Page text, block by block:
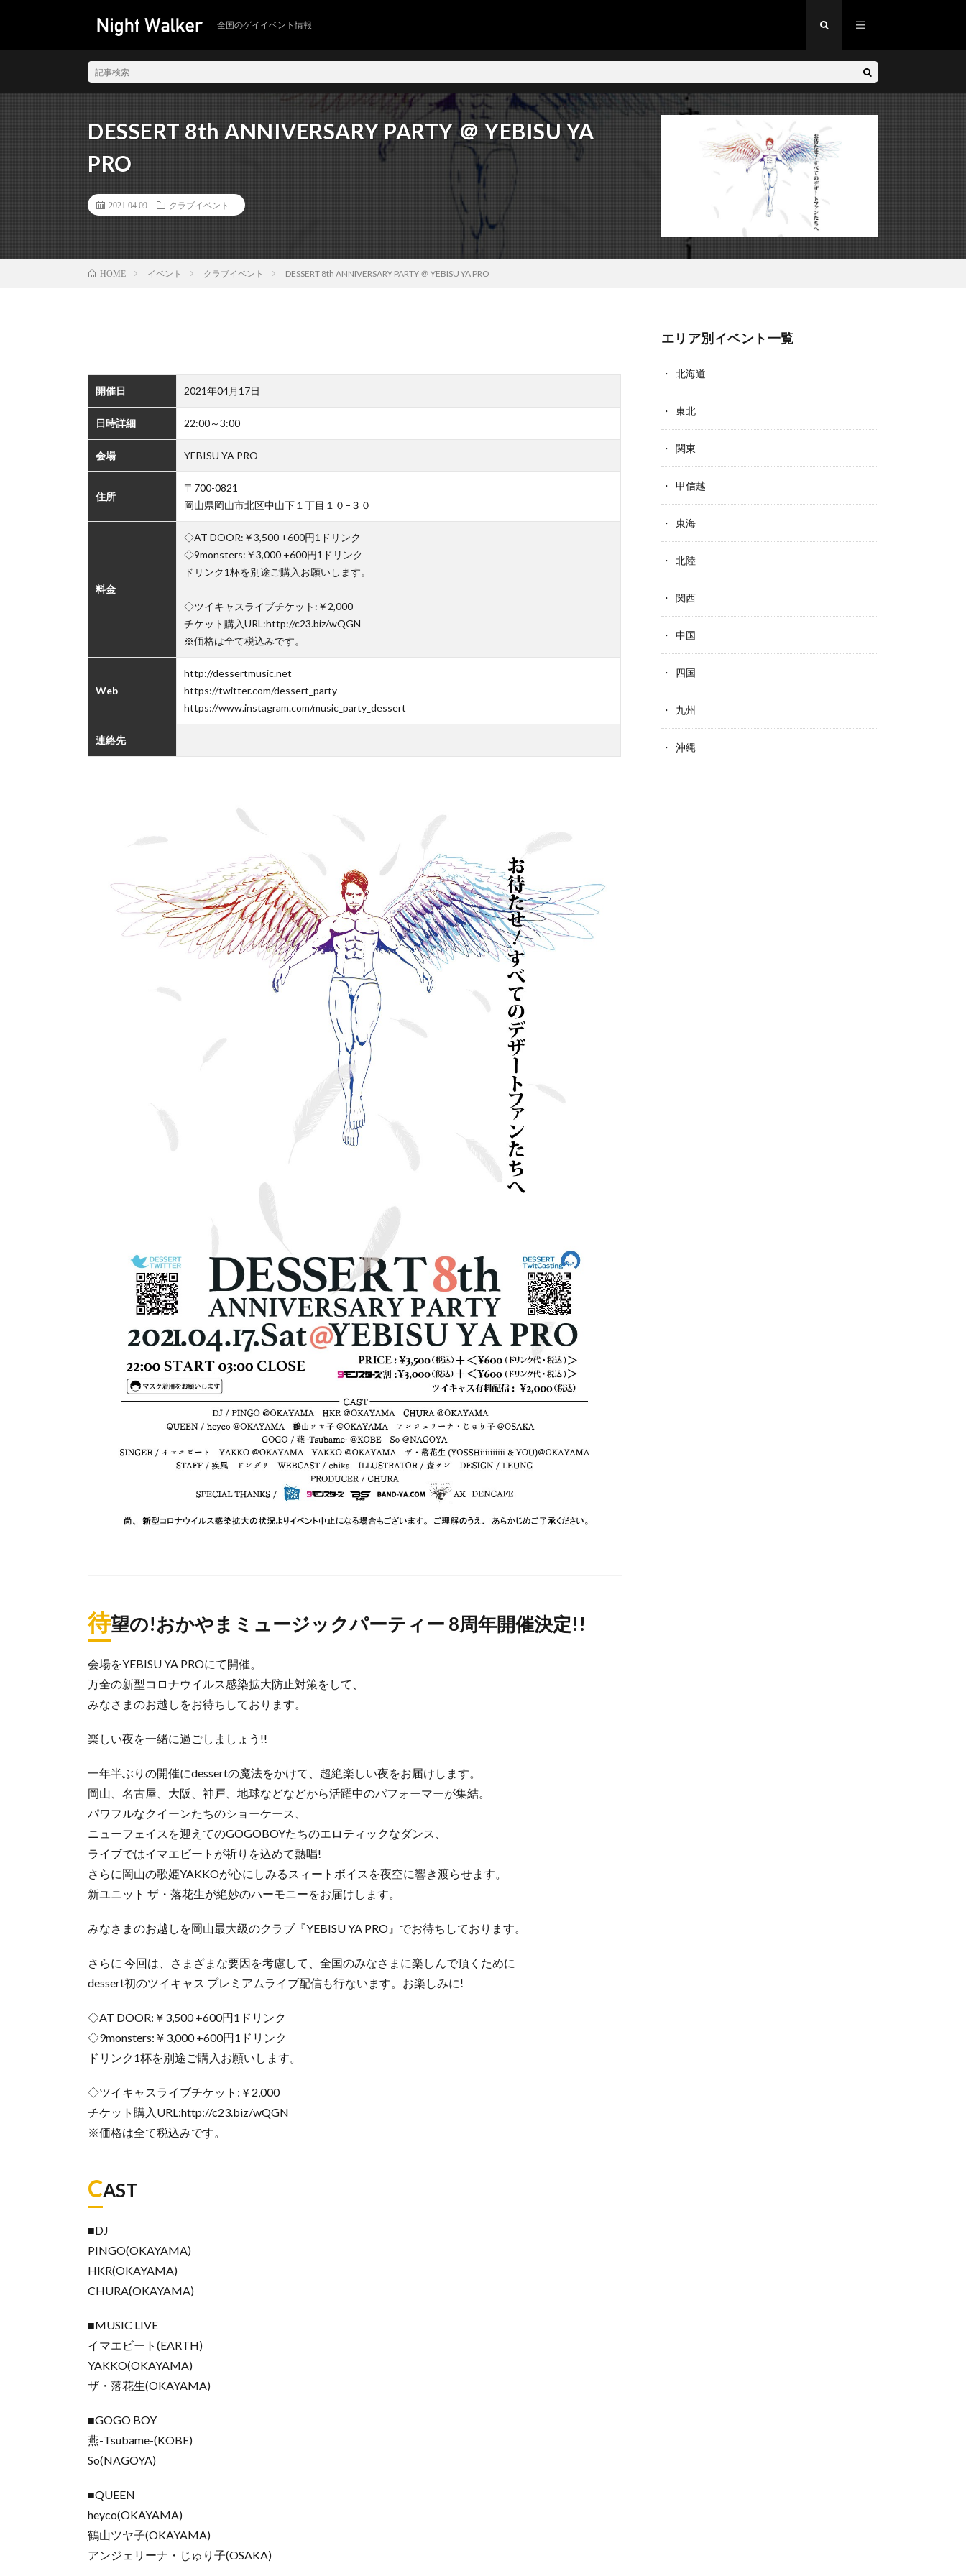
全国のゲイイベント情報
DESSERT 8th ANNIVERSARY PARTY ＠ YEBISU YA
PRO
2021.04.09 クラブイベント
HOME イベント クラブイベント DESSERT 8th ANNIVERSARY PARTY ＠ YEBISU YA PRO
開催日 2021年04月17日
日時詳細 22:00～3:00
会場 YEBISU YA PRO
住所
〒700-0821
岡山県岡山市北区中山下１丁目１０−３０
料金
◇AT DOOR:￥3,500 +600円1ドリンク
◇9monsters:￥3,000 +600円1ドリンク
ドリンク1杯を別途ご購入お願いします。
◇ツイキャスライブチケット:￥2,000
チケット購入URL:http://c23.biz/wQGN
※価格は全て税込みです。
Web
http://dessertmusic.net
https://twitter.com/dessert_party
https://www.instagram.com/music_party_dessert
連絡先
待望の!おかやまミュージックパーティー 8周年開催決定!!
会場をYEBISU YA PROにて開催。
万全の新型コロナウイルス感染拡大防止対策をして、
みなさまのお越しをお待ちしております。
楽しい夜を一緒に過ごしましょう!!
一年半ぶりの開催にdessertの魔法をかけて、超絶楽しい夜をお届けします。
岡山、名古屋、大阪、神戸、地球などなどから活躍中のパフォーマーが集結。
パワフルなクイーンたちのショーケース、
ニューフェイスを迎えてのGOGOBOYたちのエロティックなダンス、
ライブではイマエビートが祈りを込めて熱唱!
さらに岡山の歌姫YAKKOが心にしみるスィートボイスを夜空に響き渡らせます。
新ユニット ザ・落花生が絶妙のハーモニーをお届けします。
みなさまのお越しを岡山最大級のクラブ『YEBISU YA PRO』でお待ちしております。
さらに 今回は、さまざまな要因を考慮して、全国のみなさまに楽しんで頂くために
dessert初のツイキャス プレミアムライブ配信も行ないます。お楽しみに!
◇AT DOOR:￥3,500 +600円1ドリンク
◇9monsters:￥3,000 +600円1ドリンク
ドリンク1杯を別途ご購入お願いします。
◇ツイキャスライブチケット:￥2,000
チケット購入URL:http://c23.biz/wQGN
※価格は全て税込みです。
CAST
■DJ
PINGO(OKAYAMA)
HKR(OKAYAMA)
CHURA(OKAYAMA)
■MUSIC LIVE
イマエビート(EARTH)
YAKKO(OKAYAMA)
ザ・落花生(OKAYAMA)
■GOGO BOY
燕-Tsubame-(KOBE)
So(NAGOYA)
■QUEEN
heyco(OKAYAMA)
鶴山ツヤ子(OKAYAMA)
アンジェリーナ・じゅり子(OSAKA)
エリア別イベント一覧
北海道
東北
関東
甲信越
東海
北陸
関西
中国
四国
九州
沖縄